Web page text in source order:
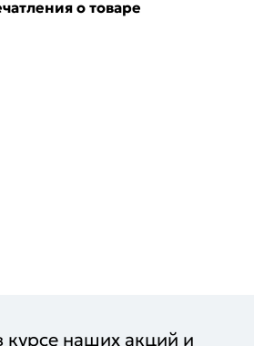
о товаре
курсе наших акций и